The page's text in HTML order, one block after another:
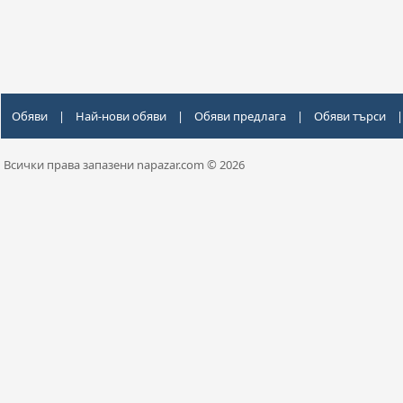
Обяви | Най-нови обяви | Обяви предлага | Обяви търси |
Всички права запазени napazar.com © 2026